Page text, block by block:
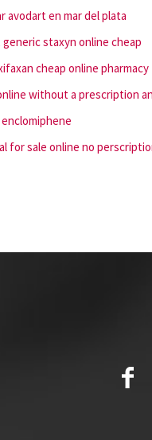
avodart en mar del plata
staxyn online cheap
cheap online pharmacy
without a prescription
for sale online no